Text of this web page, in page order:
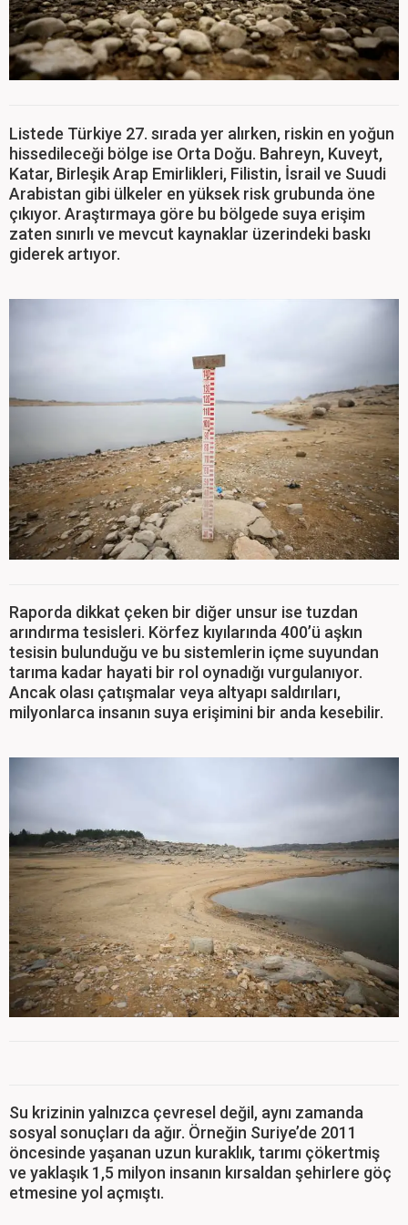
Listede Türkiye 27. sırada yer alırken, riskin en yoğun
hissedileceği bölge ise Orta Doğu. Bahreyn, Kuveyt,
Katar, Birleşik Arap Emirlikleri, Filistin, İsrail ve Suudi
Arabistan gibi ülkeler en yüksek risk grubunda öne
çıkıyor. Araştırmaya göre bu bölgede suya erişim
zaten sınırlı ve mevcut kaynaklar üzerindeki baskı
giderek artıyor.
Raporda dikkat çeken bir diğer unsur ise tuzdan
arındırma tesisleri. Körfez kıyılarında 400’ü aşkın
tesisin bulunduğu ve bu sistemlerin içme suyundan
tarıma kadar hayati bir rol oynadığı vurgulanıyor.
Ancak olası çatışmalar veya altyapı saldırıları,
milyonlarca insanın suya erişimini bir anda kesebilir.
Su krizinin yalnızca çevresel değil, aynı zamanda
sosyal sonuçları da ağır. Örneğin Suriye’de 2011
öncesinde yaşanan uzun kuraklık, tarımı çökertmiş
ve yaklaşık 1,5 milyon insanın kırsaldan şehirlere göç
etmesine yol açmıştı.